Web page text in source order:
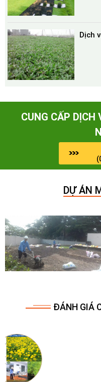
Dịch
CUNG CẤP DỊCH
DỰ ÁN
ĐÁNH GIÁ